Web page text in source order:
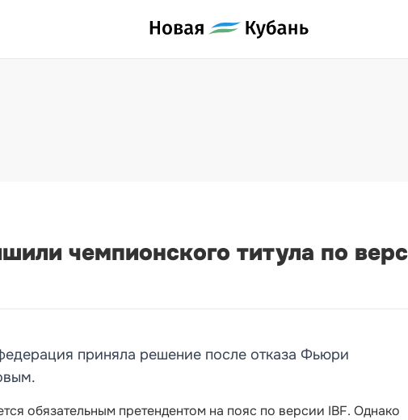
чемпионского титула по
приняла решение после отказа Фьюри
обязательным претендентом на пояс по версии IBF. Однако